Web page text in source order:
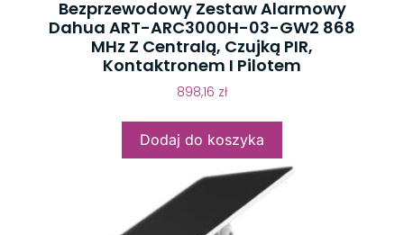
Bezprzewodowy Zestaw Alarmowy
Dahua ART-ARC3000H-03-GW2 868
MHz Z Centralą, Czujką PIR,
Kontaktronem I Pilotem
898,16 zł
Dodaj do koszyka